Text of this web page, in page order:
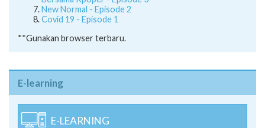
New Normal - Episode 2
Covid 19 - Episode 1
**Gunakan browser terbaru.
E-learning
E-LEARNING